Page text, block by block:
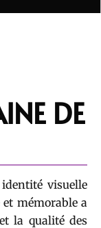
DE
visuelle
mémorable a
la qualité des